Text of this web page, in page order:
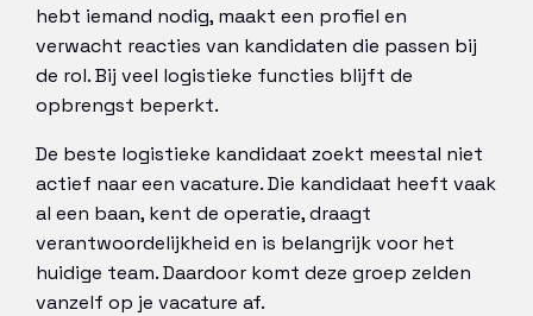
hebt iemand nodig, maakt een profiel en
verwacht reacties van kandidaten die passen bij
de rol. Bij veel logistieke functies blijft de
opbrengst beperkt.
De beste logistieke kandidaat zoekt meestal niet
actief naar een vacature. Die kandidaat heeft vaak
al een baan, kent de operatie, draagt
verantwoordelijkheid en is belangrijk voor het
huidige team. Daardoor komt deze groep zelden
vanzelf op je vacature af.